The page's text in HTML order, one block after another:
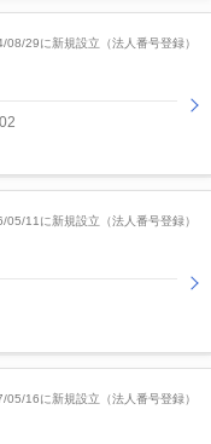
08/29に新規設立（法人番号登録）
05/11に新規設立（法人番号登録）
05/16に新規設立（法人番号登録）